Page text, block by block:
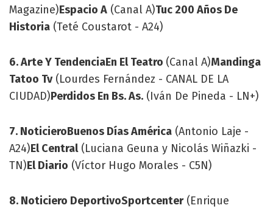
Magazine)Espacio A (Canal A)Tuc 200 Años De
Historia (Teté Coustarot - A24)
6. Arte Y TendenciaEn El Teatro (Canal A)Mandinga
Tatoo Tv(Lourdes Fernández - CANAL DE LA
CIUDAD)Perdidos En Bs. As. (Iván De Pineda - LN+)
7. NoticieroBuenos Días América (Antonio Laje -
A24)El Central(Luciana Geuna y Nicolás Wiñazki -
TN)El Diario (Víctor Hugo Morales - C5N)
8. Noticiero DeportivoSportcenter(Enrique